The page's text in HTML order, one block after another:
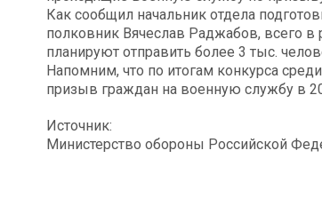
Как сообщил начальник отдела
полковник Вячеслав Раджабов, всего в
планируют отправить более 3 тыс.
Напомним, что по итогам конкурса
призыв граждан на военную службу в
Источник:
Министерство обороны Российской